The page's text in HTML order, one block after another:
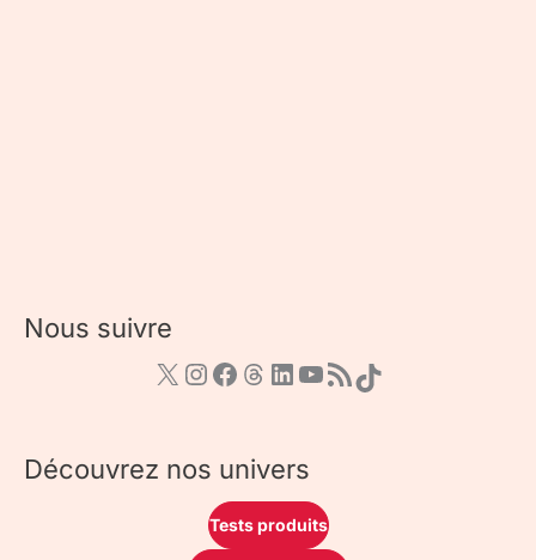
Nous suivre
Découvrez nos univers
Tests produits